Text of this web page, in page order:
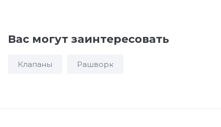
Вас могут заинтересовать
Клапаны Рашворк